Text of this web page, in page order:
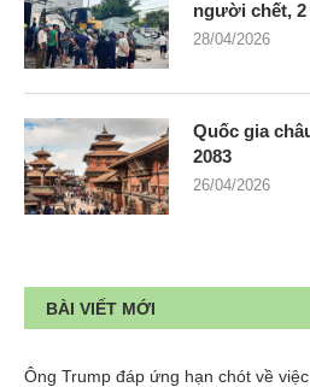
người chết,
28/04/2026
Quốc gia
2083
26/04/2026
BÀI VIẾT MỚI
Ông Trump đáp ứng hạn chót về